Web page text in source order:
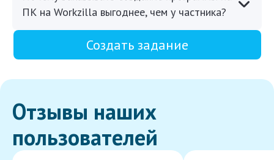
ПК на Workzilla выгоднее, чем у частника?
Создать задание
Отзывы наших
пользователей